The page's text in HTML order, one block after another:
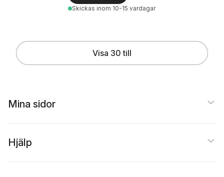
Skickas inom 10-15 vardagar
Visa 30 till
Mina sidor
Hjälp